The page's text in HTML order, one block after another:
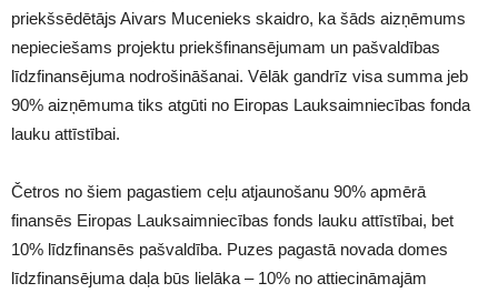
priekšsēdētājs Aivars Mucenieks skaidro, ka šāds aizņēmums
nepieciešams projektu priekšfinansējumam un pašvaldības
līdzfinansējuma nodrošināšanai. Vēlāk gandrīz visa summa jeb
90% aizņēmuma tiks atgūti no Eiropas Lauksaimniecības fonda
lauku attīstībai.
Četros no šiem pagastiem ceļu atjaunošanu 90% apmērā
finansēs Eiropas Lauksaimniecības fonds lauku attīstībai, bet
10% līdzfinansēs pašvaldība. Puzes pagastā novada domes
līdzfinansējuma daļa būs lielāka – 10% no attiecināmajām